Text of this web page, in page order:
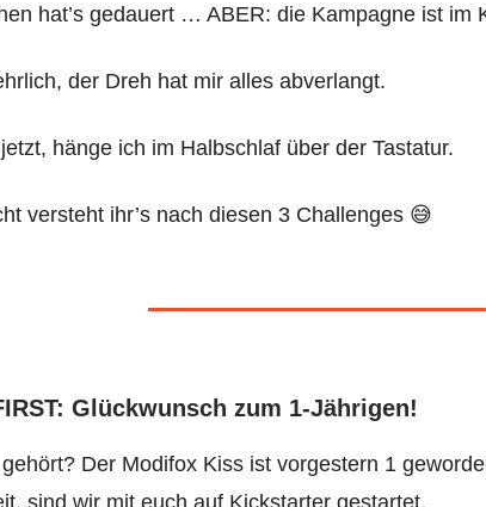
hat’s gedauert … ABER: die Kampagne ist im
der Dreh hat mir alles abverlangt.
hänge ich im Halbschlaf über der Tastatur.
versteht ihr’s nach diesen 3 Challenges 😅
Glückwunsch zum 1-Jährigen!
Der Modifox Kiss ist vorgestern 1
sind wir mit euch auf Kickstarter gestartet.